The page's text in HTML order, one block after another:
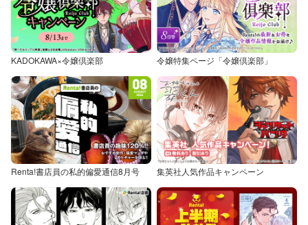
KADOKAWA×令嬢倶楽部 令嬢特集ページ「令嬢倶楽部」
Renta!書店員の私的偏愛通信8月号 集英社人気作品キャンペーン